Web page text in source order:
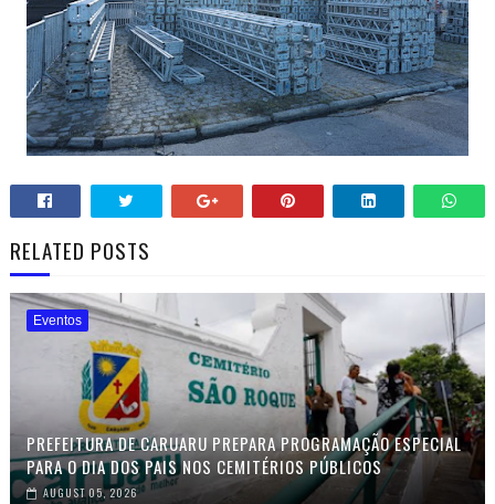
RELATED POSTS
Eventos
PREFEITURA DE CARUARU PREPARA PROGRAMAÇÃO ESPECIAL
PARA O DIA DOS PAIS NOS CEMITÉRIOS PÚBLICOS
AUGUST 05, 2026